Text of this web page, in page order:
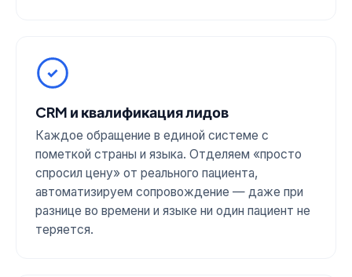
CRM и квалификация лидов
Каждое обращение в единой системе с
пометкой страны и языка. Отделяем «просто
спросил цену» от реального пациента,
автоматизируем сопровождение — даже при
разнице во времени и языке ни один пациент не
теряется.